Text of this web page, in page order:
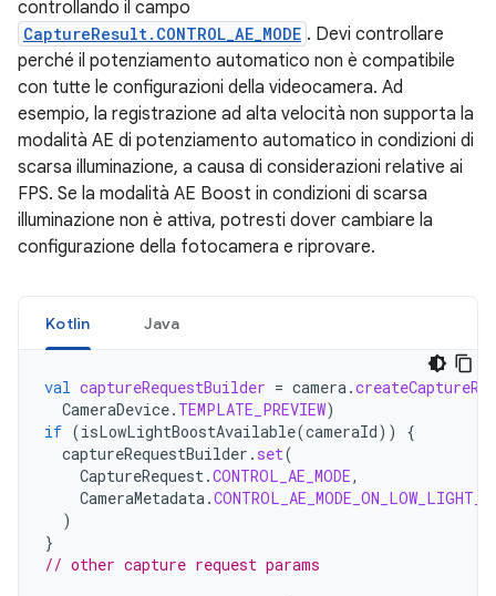
controllando il campo
CaptureResult.CONTROL_AE_MODE . Devi controllare
perché il potenziamento automatico non è compatibile
con tutte le configurazioni della videocamera. Ad
esempio, la registrazione ad alta velocità non supporta la
modalità AE di potenziamento automatico in condizioni di
scarsa illuminazione, a causa di considerazioni relative ai
FPS. Se la modalità AE Boost in condizioni di scarsa
illuminazione non è attiva, potresti dover cambiare la
configurazione della fotocamera e riprovare.
Kotlin Java
val captureRequestBuilder = camera.
CameraDevice. TEMPLATE_PREVIEW)
if (isLowLightBoostAvailable(cameraId))
{
captureRequestBuilder . set(
CaptureRequest.CONTROL_AE_MODE,
CameraMetadata.
)
}
// other capture request params